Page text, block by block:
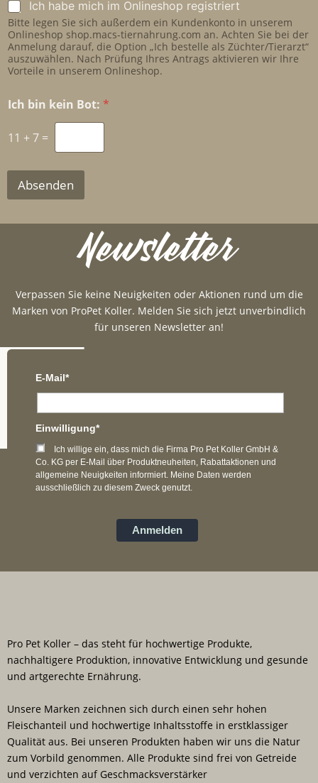
d
u
n
g
h
u
t
z
*
A
n
m
e
l
d
n
g
h
Ich habe mich im Onlineshop registriert
Bitte legen Sie sich außerdem ein Kundenkonto in unserem
Onlineshop shop.macs-tiernahrung.com an. Achten Sie bei der
Anmelung darauf, die Option „Ich bestelle als Züchter/Tierarzt“
auszuwählen. Nach Prüfung Ihres Antrags aktivieren wir Ihre
Vorteile in unserem Onlineshop.
Ich bin kein Bot: *
11 +7 =
Absenden
Newsletter
Verpassen Sie keine Neuigkeiten oder Aktionen rund um die
Marken von ProPet Koller. Melden Sie sich jetzt unverbindlich
für unseren Newsletter an!
E-Mail*
Einwilligung*
Ich willige ein, dass mich die Firma Pro Pet Koller GmbH &
Co. KG per E-Mail über Produktneuheiten, Rabattaktionen und
allgemeine Neuigkeiten informiert. Meine Daten werden
ausschließlich zu diesem Zweck genutzt.
Anmelden
Pro Pet Koller – das steht für hochwertige Produkte,
nachhaltigere Produktion, innovative Entwicklung und gesunde
und artgerechte Ernährung.
Unsere Marken zeichnen sich durch einen sehr hohen
Fleischanteil und hochwertige Inhaltsstoffe in erstklassiger
Qualität aus. Bei unseren Produkten haben wir uns die Natur
zum Vorbild genommen. Alle Produkte sind frei von Getreide
und verzichten auf Geschmacksverstärker